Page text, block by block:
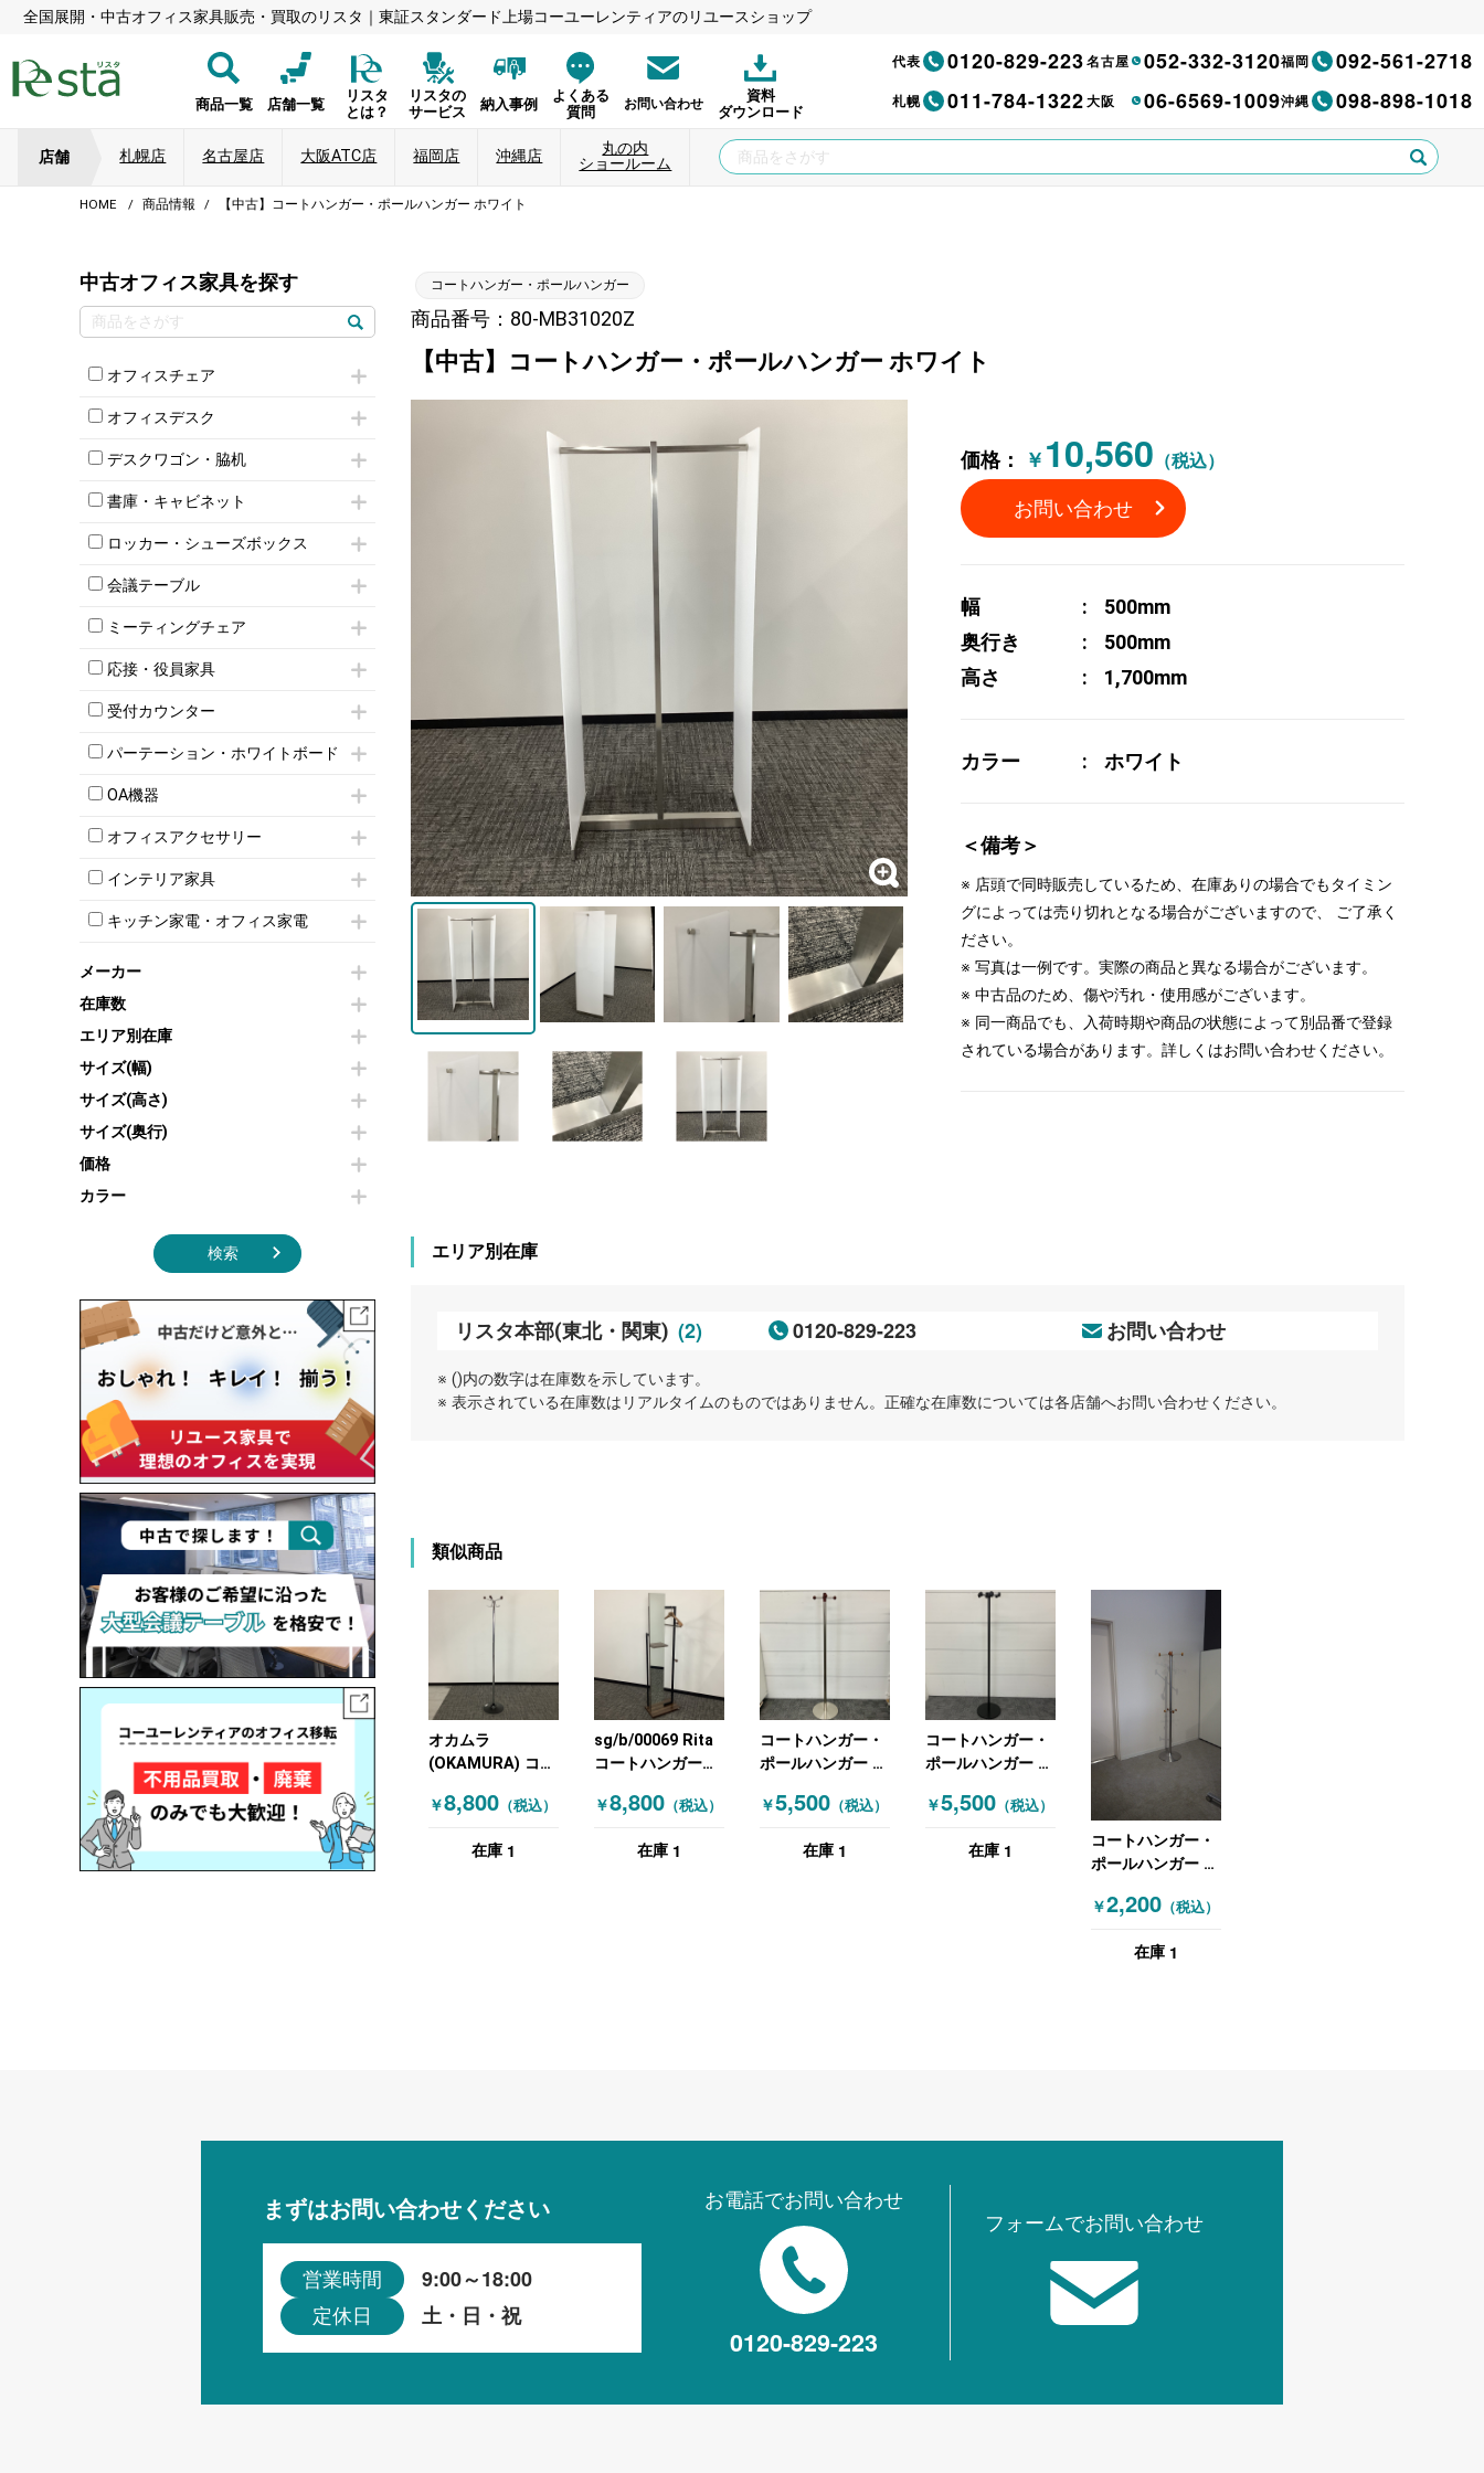
全国展開・中古オフィス家具販売・買取のリスタ｜東証スタンダード上場コーユーレンティアのリユースショップ
商品一覧 店舗一覧
リスタ
とは？
リスタの
サービス
納入事例
よくある
質問
お問い合わせ
資料
ダウンロード
代表 0120-829-223名古屋 052-332-3120福岡 092-561-2718
札幌 011-784-1322大阪 06-6569-1009沖縄 098-898-1018
店舗 札幌店 名古屋店 大阪ATC店 福岡店 沖縄店
丸の内
ショールーム
HOME 商品情報 【中古】コートハンガー・ポールハンガー ホワイト
中古オフィス家具を探す
オフィスチェア
肘付きチェア
肘無しチェア
役員チェア
オフィスチェアその他
オフィスデスク
片袖机
フリーアドレスデスク（ベンチデスク）
昇降デスク
両袖机
デスクワゴン・脇机
インワゴン2段
インワゴン3段
脇机
書庫・キャビネット
ハイキャビネット
ローキャビネット
両開きキャビネット
上下連結キャビネット
軽量ラック（スチールラック）
収納家具その他
オープン書庫
両開書庫
引き違い書庫
ロッカー・シューズボックス
1人用ロッカー
2人用ロッカー
3人用ロッカー
5人用ロッカー
8人用ロッカー
多人数ロッカー
シリンダー錠ロッカー
ダイヤル錠ロッカー
ボタン錠ロッカー
シューズロッカー・下駄箱
ロッカーその他
会議テーブル
ミーティングテーブル
スタッキングテーブル
ネスティングテーブル
カウンターテーブル
T字脚テーブル
会議テーブルW1200～
会議テーブルW1800～
折りたたみ会議テーブル
ハイテーブル
ミーティングチェア
キャスター付きミーティングチェア
スタッキングミーティングチェア
テーブル付きミーティングチェア
折りたたみミーティングチェア
ハイチェア
ミーティングチェアその他
応接・役員家具
応接セット
応接ソファ
応接チェア
応接・役員家具その他
受付カウンター
ハイカウンター
ローカウンター
ラウンジカウンター
パーテーション・ホワイトボード
パーテーション
自立タイプパーテーション
パーテーションその他
壁掛けホワイトボード
ホワイトボードその他
OA機器
iPad
電話機（ビジネスフォン）
シュレッダー
スクリーン
プリンター・コピー機
オフィスアクセサリー
チェア用台車
演台・講演台・演説台
防音パネル
コートハンガー・ポールハンガー
傘立て
食器棚・キッチンキャビネット
オフィスアクセサリーその他
インテリア家具
モールドチェア
ダイニングチェア
カウンターテーブル
センターテーブル・サイドテーブル
カフェテーブル
ソファ
シェルフ
ダストボックス（ゴミ箱）
インテリア家具その他
キッチン家電・オフィス家電
冷蔵庫・洗濯機
空気清浄機・加湿器
電子レンジ
液晶テレビ・モニター類
エアコン
照明機器
季節家電
その他キッチン家電・オフィス家電
メーカー
在庫数
エリア別在庫
サイズ(幅)
サイズ(高さ)
サイズ(奥行)
価格
カラー
検索
コートハンガー・ポールハンガー
商品番号：80-MB31020Z
【中古】コートハンガー・ポールハンガー ホワイト
価格： ￥ 10,560 （税込）
お問い合わせ
幅
500mm
奥行き
500mm
高さ
1,700mm
カラー ホワイト
＜備考＞
※ 店頭で同時販売しているため、在庫ありの場合でもタイミン
グによっては売り切れとなる場合がございますので、 ご了承く
ださい。
※ 写真は一例です。実際の商品と異なる場合がございます。
※ 中古品のため、傷や汚れ・使用感がございます。
※ 同一商品でも、入荷時期や商品の状態によって別品番で登録
されている場合があります。詳しくはお問い合わせください。
エリア別在庫
リスタ本部(東北・関東) (2) 0120-829-223 お問い合わせ
※ ()内の数字は在庫数を示しています。
※ 表示されている在庫数はリアルタイムのものではありません。正確な在庫数については各店舗へお問い合わせください。
類似商品
オカムラ
(OKAMURA) コー
ルハンガー シルバ
￥8,800 （税込）
在庫 1
sg/b/00069 Rita
コートハンガー・
ラウン ブラック
￥8,800（税込）
在庫 1
コートハンガー・
ポールハンガー シ
￥5,500（税込）
在庫 1
コートハンガー・
ポールハンガー ブ
￥5,500（税込）
在庫 1
コートハンガー・
ポールハンガー シ
￥2,200（税込）
在庫 1
まずはお問い合わせください
営業時間 9:00～18:00
定休日 土・日・祝
お電話でお問い合わせ
0120-829-223
フォームでお問い合わせ